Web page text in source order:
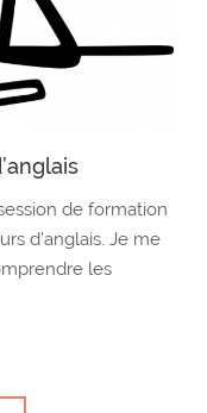
de formation
d’anglais. Je me
les